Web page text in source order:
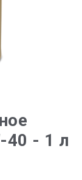
40 - 1 л